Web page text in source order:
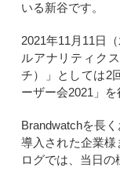
いる新谷です。
2021年11月11日
ルアナリティク
チ）」としては2
ーザー会2021」を
Brandwatchを長
導入された企業
ログでは、当日の